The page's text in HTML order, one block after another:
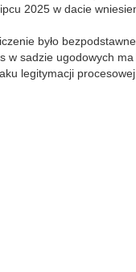
2025 w dacie
było
w sadzie ugodowych ma
legitymacji